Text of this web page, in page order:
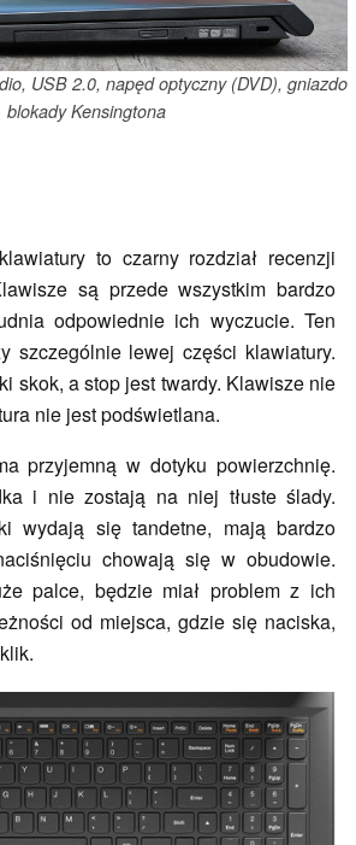
USB 2.0, napęd optyczny (DVD), gniazdo
blokady Kensingtona
to czarny rozdział recenzji
są przede wszystkim bardzo
odpowiednie ich wyczucie. Ten
szczególnie lewej części klawiatury.
skok, a stop jest twardy. Klawisze nie
nie jest podświetlana.
przyjemną w dotyku powierzchnię.
i nie zostają na niej tłuste ślady.
wydają się tandetne, mają bardzo
chowają się w obudowie.
palce, będzie miał problem z ich
od miejsca, gdzie się naciska,